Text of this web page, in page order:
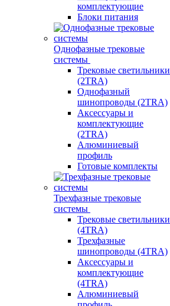
комплектующие
Блоки питания
Однофазные трековые
системы
Трековые светильники
(2TRA)
Однофазный
шинопроводы (2TRA)
Аксессуары и
комплектующие
(2TRA)
Алюминиевый
профиль
Готовые комплекты
Трехфазные трековые
системы
Трековые светильники
(4TRA)
Трехфазные
шинопроводы (4TRA)
Аксессуары и
комплектующие
(4TRA)
Алюминиевый